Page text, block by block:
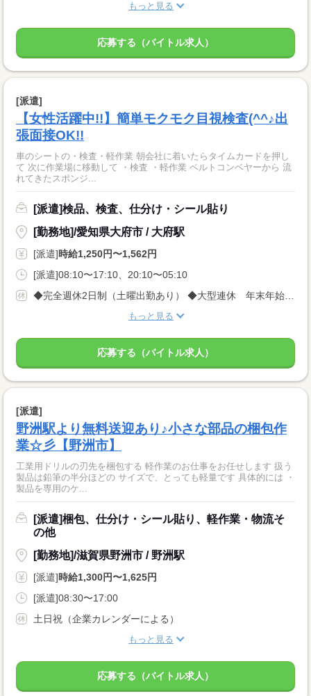
もっと見る
応募する（バイトル求人）
[派遣]
【女性活躍中!!】簡単モクモク目視検査(^^♪出
張面接OK!!
車のシートの・検査・軽作業 朝会社に着いたらタイムカードを押し
て 次に作業場に移動して ・検査 ・軽作業 ベルトコンベヤーから 流
れてきたスポンジ...
[派遣]検品、検査、仕分け・シール貼り
[勤務地]/愛知県大府市 / 大府駅
[派遣]時給1,250円〜1,562円
[派遣]08:10〜17:10、20:10〜05:10
◆完全週休2日制（土曜出勤あり） ◆大型連休 年末年始・GW・夏季休暇 ◆年次有給休暇 年間休日121日 土日休み・長い連休でしっかりリフレッシュできます(^^♪ ※派遣先カレンダーあり
もっと見る
応募する（バイトル求人）
[派遣]
野洲駅より無料送迎あり♪小さな部品の梱包作
業☆彡【野洲市】
工業用ドリルの刃先を梱包する 軽作業のお仕事をお任せします 扱う
製品は鉛筆の半分ほどの サイズで、とっても軽量です 具体的には ・
製品を専用のケ...
[派遣]梱包、仕分け・シール貼り、軽作業・物流そ
の他
[勤務地]/滋賀県野洲市 / 野洲駅
[派遣]時給1,300円〜1,625円
[派遣]08:30〜17:00
土日祝（企業カレンダーによる）
もっと見る
応募する（バイトル求人）